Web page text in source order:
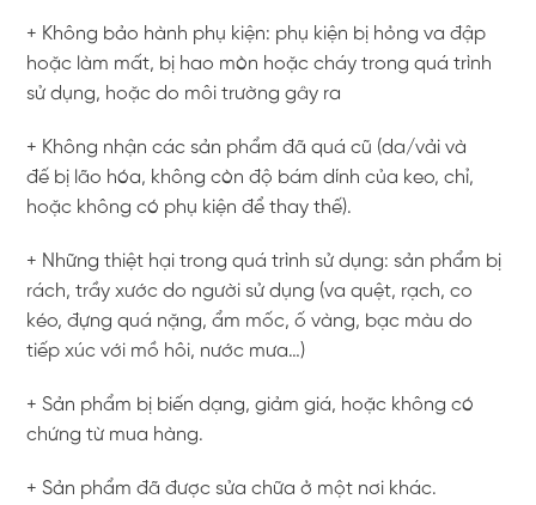
+ Không bảo hành phụ kiện: phụ kiện bị hỏng va đập
hoặc làm mất, bị hao mòn hoặc cháy trong quá trình
sử dụng, hoặc do môi trường gây ra
+ Không nhận các sản phẩm đã quá cũ (da/vải và
đế bị lão hóa, không còn độ bám dính của keo, chỉ,
hoặc không có phụ kiện để thay thế).
+ Những thiệt hại trong quá trình sử dụng: sản phẩm bị
rách, trầy xước do người sử dụng (va quệt, rạch, co
kéo, đựng quá nặng, ẩm mốc, ố vàng, bạc màu do
tiếp xúc với mồ hôi, nước mưa…)
+ Sản phẩm bị biến dạng, giảm giá, hoặc không có
chứng từ mua hàng.
+ Sản phẩm đã được sửa chữa ở một nơi khác.